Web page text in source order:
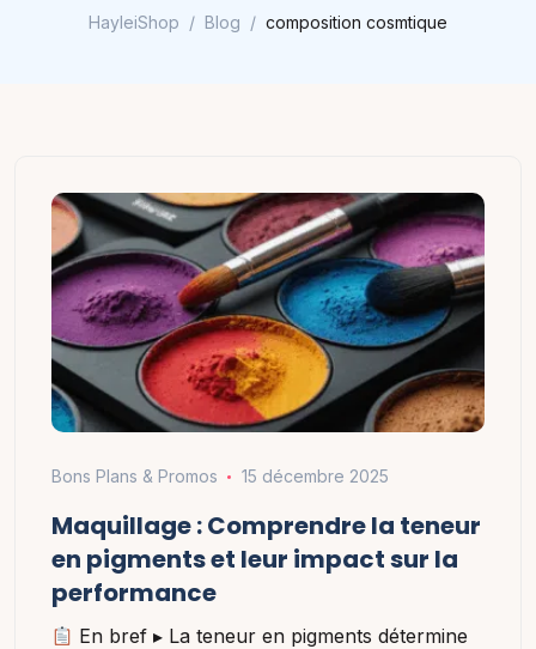
HayleiShop Blog composition cosmtique
Bons Plans & Promos 15 décembre 2025
Maquillage : Comprendre la teneur
en pigments et leur impact sur la
performance
En bref ▸ La teneur en pigments détermine